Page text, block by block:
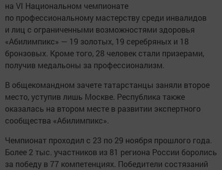
на VI Национальном чемпионате
по профессиональному мастерству среди инвалидов
и лиц с ограниченными возможностями здоровья
«Абилимпикс» — 19 золотых, 19 серебряных и 18
бронзовых. Кроме того, 28 человек стали призерами,
получив медальоны за профессионализм.
В общекомандном зачете татарстанцы заняли второе
место, уступив лишь Москве. Республика также
оказалась на втором месте в развитии экспертного
сообщества «Абилимпикс».
Чемпионат проходил с 23 по 29 ноября прошлого года.
Более 2 тыс. участников из 81 региона России боролись
за победу в 77 компетенциях. Победители состязаний